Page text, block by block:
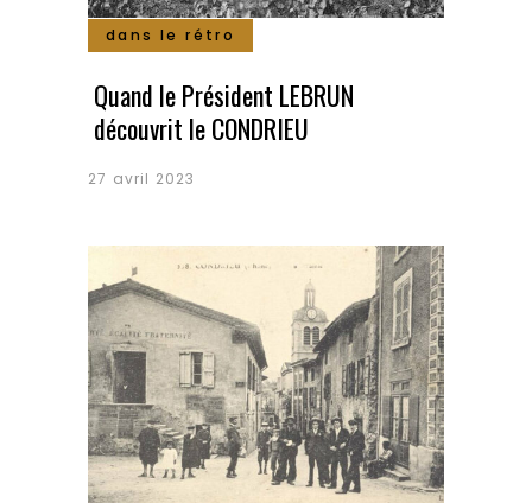
dans le rétro
Quand le Président LEBRUN
découvrit le CONDRIEU
27 avril 2023